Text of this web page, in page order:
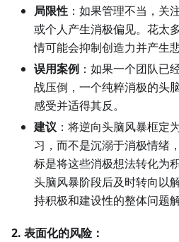
局限性 ：如果管理不当，关
或个人产生消极偏见。花太
情可能会抑制创造力并产生悲
误用案例 ：如果一个团队已
战压倒，一个纯粹消极的头
感受并适得其反。
建议 ：将逆向头脑风暴框定
习，而不是沉溺于消极情绪
标是将这些消极想法转化为
头脑风暴阶段后及时转向以
持积极和建设性的整体问题解
2. 表面化的风险：